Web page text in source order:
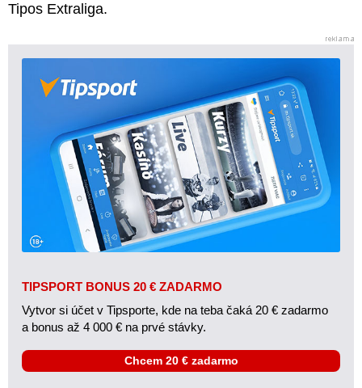
Tipos Extraliga.
TIPSPORT BONUS 20 € ZADARMO
Vytvor si účet v Tipsporte, kde na teba čaká 20 € zadarmo
a bonus až 4 000 € na prvé stávky.
Chcem 20 € zadarmo